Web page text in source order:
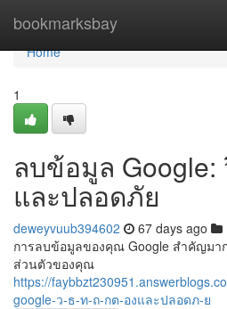
bookmarksbay
Home
Home
1
ลบข้อมูล Google:
และปลอดภัย
deweyvuub394602 67 days ago
การลบข้อมูลของคุณ Google สำคัญมา
ส่วนตัวของคุณ
https://
google-ว-ธ-ท-ถ-กต-องและปลอดภ-ย